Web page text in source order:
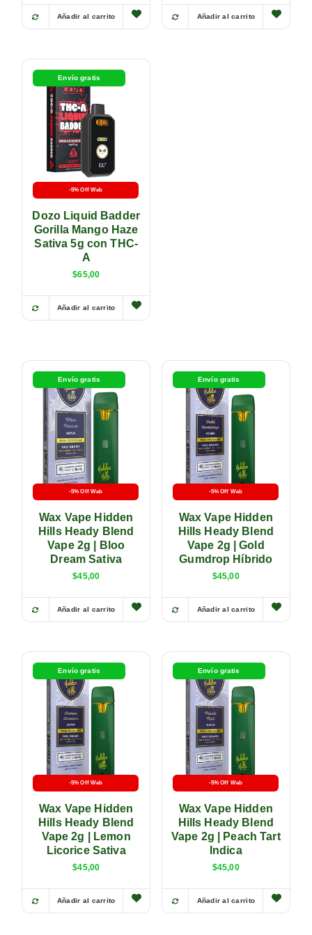
Añadir al carrito Añadir al carrito
Envío gratis
-5% Off Web
Dozo Liquid Badder
Gorilla Mango Haze
Sativa 5g con THC-
A
$65,00
Añadir al carrito
Envío gratis
-5% Off Web
Wax Vape Hidden
Hills Heady Blend
Vape 2g | Bloo
Dream Sativa
$45,00
Añadir al carrito
Envío gratis
-5% Off Web
Wax Vape Hidden
Hills Heady Blend
Vape 2g | Gold
Gumdrop Híbrido
$45,00
Añadir al carrito
Envío gratis
-5% Off Web
Wax Vape Hidden
Hills Heady Blend
Vape 2g | Lemon
Licorice Sativa
$45,00
Añadir al carrito
Envío gratis
-5% Off Web
Wax Vape Hidden
Hills Heady Blend
Vape 2g | Peach Tart
Indica
$45,00
Añadir al carrito